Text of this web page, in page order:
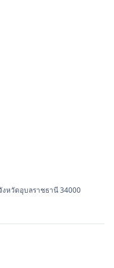
งหวัดอุบลราชธานี 34000